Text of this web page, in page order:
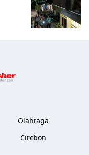
Olahraga
Cirebon